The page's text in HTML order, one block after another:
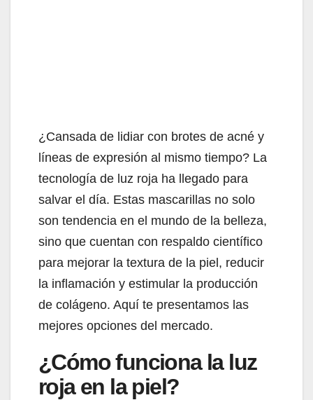
¿Cansada de lidiar con brotes de acné y
líneas de expresión al mismo tiempo? La
tecnología de luz roja ha llegado para
salvar el día. Estas mascarillas no solo
son tendencia en el mundo de la belleza,
sino que cuentan con respaldo científico
para mejorar la textura de la piel, reducir
la inflamación y estimular la producción
de colágeno. Aquí te presentamos las
mejores opciones del mercado.
¿Cómo funciona la luz
roja en la piel?